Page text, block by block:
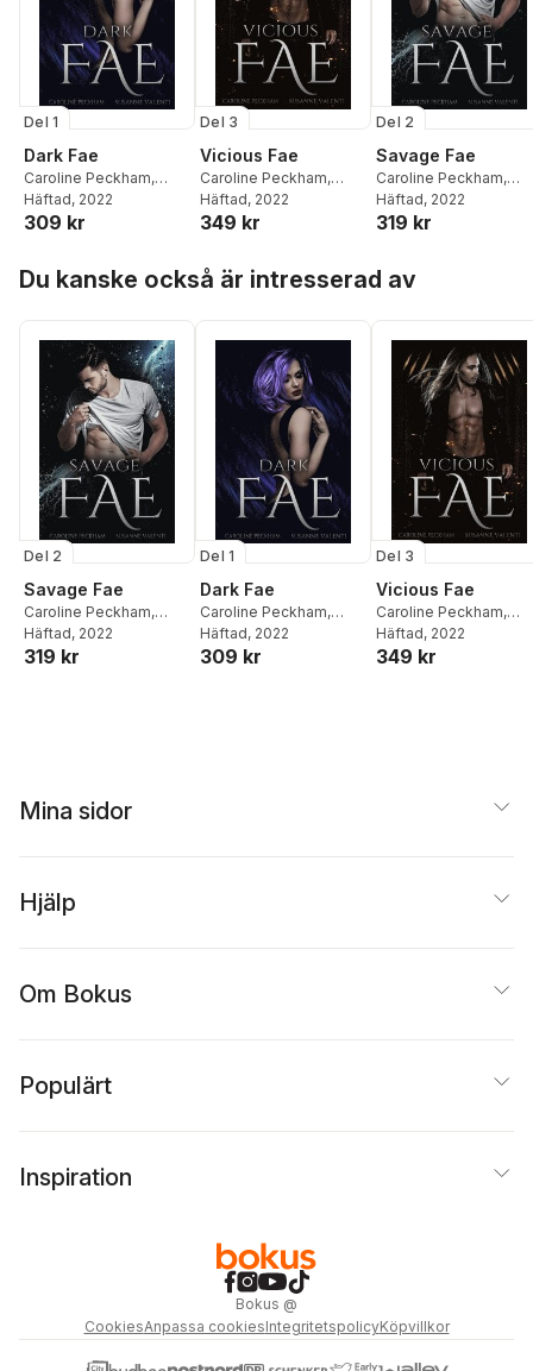
Del 1
Dark Fae
Caroline Peckham,
Susanne Valenti
Häftad, 2022
309 kr
Del 3
Vicious Fae
Caroline Peckham,
Valenti
Häftad, 2022
349 kr
Del 2
Savage Fae
Caroline Peckham,
Susanne Valenti
Häftad, 2022
319 kr
Du kanske också är intresserad av
Del 2
Savage Fae
Caroline Peckham,
Susanne Valenti
Häftad, 2022
319 kr
Del 1
Dark Fae
Caroline Peckham,
Susanne Valenti
Häftad, 2022
309 kr
Del 3
Vicious Fae
Caroline Peckham,
Valenti
Häftad, 2022
349 kr
Mina sidor
Hjälp
Om Bokus
Populärt
Inspiration
Bokus @
CookiesAnpassa cookiesIntegritetspolicyKöpvillkor